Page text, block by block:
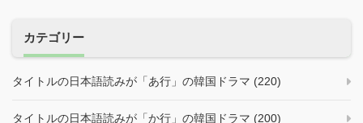
カテゴリー
タイトルの日本語読みが「あ行」の韓国ドラマ (220)
タイトルの日本語読みが「か行」の韓国ドラマ (200)